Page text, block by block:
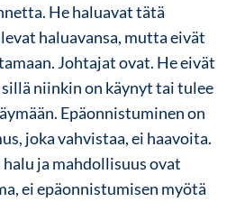
He haluavat tätä
haluavansa, mutta eivät
Johtajat ovat. He eivät
niinkin on käynyt tai tulee
Epäonnistuminen on
joka vahvistaa, ei haavoita.
ja mahdollisuus ovat
ei epäonnistumisen myötä